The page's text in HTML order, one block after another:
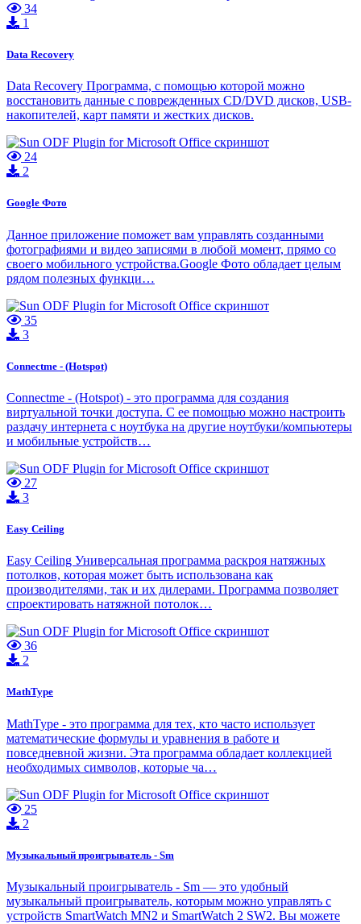
34
1
Data Recovery
Data Recovery Программа, с помощью которой можно
восстановить данные с поврежденных CD/DVD дисков, USB-
накопителей, карт памяти и жестких дисков.
24
2
Google Фото
Данное приложение поможет вам управлять созданными
фотографиями и видео записями в любой момент, прямо со
своего мобильного устройства.Google Фото обладает целым
рядом полезных функци…
35
3
Connectme - (Hotspot)
Connectme - (Hotspot) - это программа для создания
виртуальной точки доступа. С ее помощью можно настроить
раздачу интернета с ноутбука на другие ноутбуки/компьютеры
и мобильные устройств…
27
3
Easy Ceiling
Easy Ceiling Универсальная программа раскроя натяжных
потолков, которая может быть использована как
производителями, так и их дилерами. Программа позволяет
спроектировать натяжной потолок…
36
2
MathType
MathType - это программа для тех, кто часто использует
математические формулы и уравнения в работе и
повседневной жизни. Эта программа обладает коллекцией
необходимых символов, которые ча…
25
2
Музыкальный проигрыватель - Sm
Музыкальный проигрыватель - Sm — это удобный
музыкальный проигрыватель, которым можно управлять с
устройств SmartWatch MN2 и SmartWatch 2 SW2. Вы можете